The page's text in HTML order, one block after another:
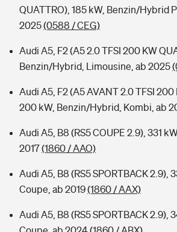
QUATTRO), 185 kW, Benzin/Hybrid
2025(0588 / CEG)
Audi A5, F2 (A5 2.0 TFSI 200 KW
Benzin/Hybrid, Limousine, ab 2025
Audi A5, F2 (A5 AVANT 2.0 TFSI 200
200 kW, Benzin/Hybrid, Kombi, ab
Audi A5, B8 (RS5 COUPE 2.9), 331
2017(1860 / AAO)
Audi A5, B8 (RS5 SPORTBACK 2.9),
Coupe, ab 2019(1860 / AAX)
Audi A5, B8 (RS5 SPORTBACK 2.9),